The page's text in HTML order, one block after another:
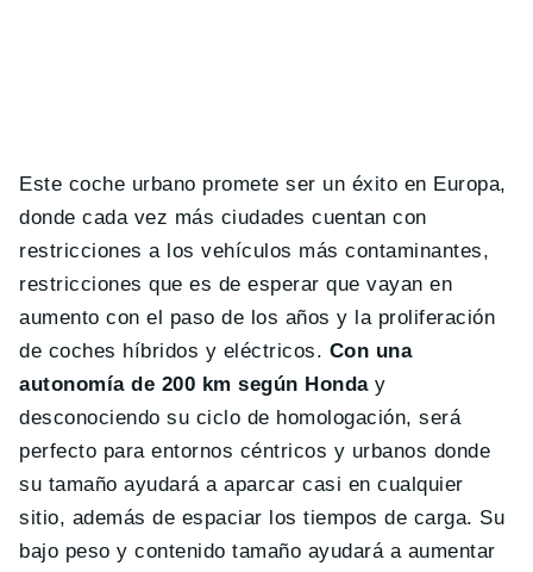
Este coche urbano promete ser un éxito en Europa,
donde cada vez más ciudades cuentan con
restricciones a los vehículos más contaminantes,
restricciones que es de esperar que vayan en
aumento con el paso de los años y la proliferación
de coches híbridos y eléctricos. Con una
autonomía de 200 km según Honday
desconociendo su ciclo de homologación, será
perfecto para entornos céntricos y urbanos donde
su tamaño ayudará a aparcar casi en cualquier
sitio, además de espaciar los tiempos de carga. Su
bajo peso y contenido tamaño ayudará a aumentar